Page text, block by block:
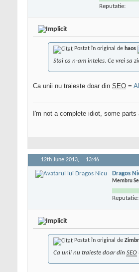
Reputatie:
Postat în original de haos
Stai ca n-am inteles. Ce vrei sa
Ca unii nu traieste doar din SEO =
I'm not a complete idiot, some
12th June 2013, 13:46
Dragos
Membru
Reputatie:
Postat în original de
Ca unii nu traieste doar din SEO